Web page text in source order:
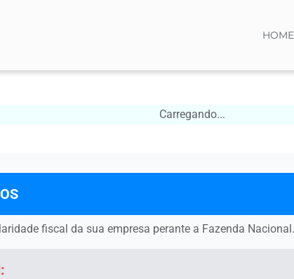
HOME
Carregando...
fiscal da sua empresa perante a Fazenda Nacional.